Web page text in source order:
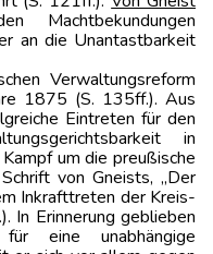
Machtbekundungen
an die Unantastbarkeit
Verwaltungsreform
1875 (S. 135ff.). Aus
Eintreten für den
in
um die preußische
von Gneists, „Der
Inkrafttreten der Kreis-
In Erinnerung geblieben
eine unabhängige